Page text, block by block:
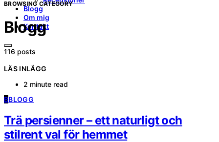
Blogg
Om mig
Kontakt
BROWSING CATEGORY
Blogg
116 posts
LÄS INLÄGG
2 minute read
BBLOGG
Trä persienner – ett naturligt och
stilrent val för hemmet